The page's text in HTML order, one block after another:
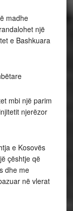
madhe
një
e Bashkuara
mbi një parim
njerëzor
e Kosovës
çështje që
dhe me
në vlerat